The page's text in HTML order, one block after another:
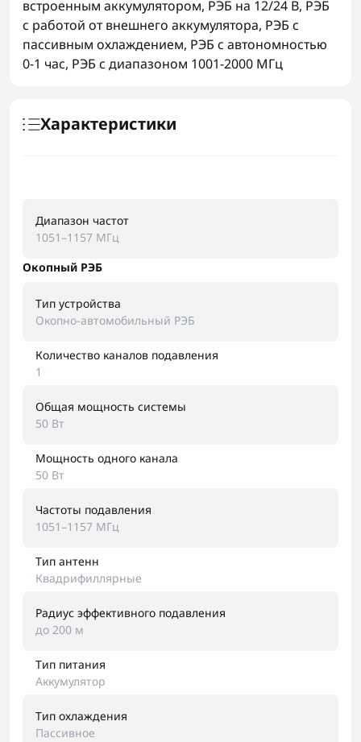
встроенным аккумулятором, РЭБ на 12/24 В, РЭБ
с работой от внешнего аккумулятора, РЭБ с
пассивным охлаждением, РЭБ с автономностью
0-1 час, РЭБ с диапазоном 1001-2000 МГц
Характеристики
Диапазон частот
1051–1157 МГц
Окопный РЭБ
Тип устройства
Окопно-автомобильный РЭБ
Количество каналов подавления
1
Общая мощность системы
50 Вт
Мощность одного канала
50 Вт
Частоты подавления
1051–1157 МГц
Тип антенн
Квадрифиллярные
Радиус эффективного подавления
до 200 м
Тип питания
Аккумулятор
Тип охлаждения
Пассивное